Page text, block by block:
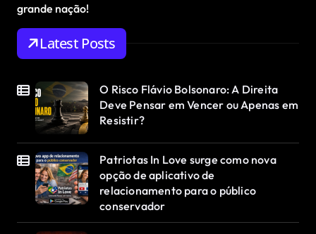
grande nação!
Latest Posts
O Risco Flávio Bolsonaro: A Direita
Deve Pensar em Vencer ou Apenas em
Resistir?
Patriotas In Love surge como nova
opção de aplicativo de
relacionamento para o público
conservador